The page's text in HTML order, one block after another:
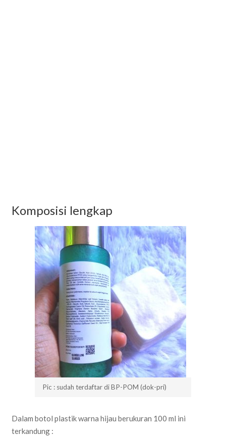
Komposisi lengkap
Pic : sudah terdaftar di BP-POM (dok-pri)
Dalam botol plastik warna hijau berukuran 100 ml ini
terkandung :